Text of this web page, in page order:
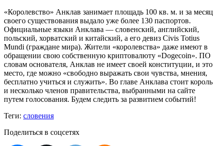
«Королевство» Анклав занимает площадь 100 кв. м. и за месяц
своего существования выдало уже более 130 паспортов.
Официальные языки Анклава — словенский, английский,
польский, хорватский и китайский, а его девиз Civis Totius
Mundi (граждане мира). Жители «королевства» даже имеют в
обращении свою собственную криптовалюту «Dogecoin». ПО
словам основателя, Анклав не имеет своей конституции, и это
место, где можно «свободно выражать свои чувства, мнения,
бесплатно учиться и служить». Во главе Анклава стоит король
и несколько членов правительства, выбранными на сайте
путем голосования. Будем следить за развитием событий!
Теги: словения
Поделиться в соцсетях